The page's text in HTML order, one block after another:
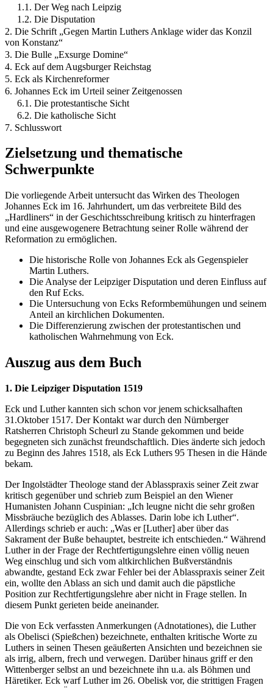
1.1. Der Weg nach Leipzig
1.2. Die Disputation
2. Die Schrift „Gegen Martin Luthers Anklage wider das Konzil
von Konstanz“
3. Die Bulle „Exsurge Domine“
4. Eck auf dem Augsburger Reichstag
5. Eck als Kirchenreformer
6. Johannes Eck im Urteil seiner Zeitgenossen
6.1. Die protestantische Sicht
6.2. Die katholische Sicht
7. Schlusswort
Zielsetzung und thematische
Schwerpunkte
Die vorliegende Arbeit untersucht das Wirken des Theologen
Johannes Eck im 16. Jahrhundert, um das verbreitete Bild des
„Hardliners“ in der Geschichtsschreibung kritisch zu hinterfragen
und eine ausgewogenere Betrachtung seiner Rolle während der
Reformation zu ermöglichen.
Die historische Rolle von Johannes Eck als Gegenspieler
Martin Luthers.
Die Analyse der Leipziger Disputation und deren Einfluss auf
den Ruf Ecks.
Die Untersuchung von Ecks Reformbemühungen und seinem
Anteil an kirchlichen Dokumenten.
Die Differenzierung zwischen der protestantischen und
katholischen Wahrnehmung von Eck.
Auszug aus dem Buch
1. Die Leipziger Disputation 1519
Eck und Luther kannten sich schon vor jenem schicksalhaften
31.Oktober 1517. Der Kontakt war durch den Nürnberger
Ratsherren Christoph Scheurl zu Stande gekommen und beide
begegneten sich zunächst freundschaftlich. Dies änderte sich jedoch
zu Beginn des Jahres 1518, als Eck Luthers 95 Thesen in die Hände
bekam.
Der Ingolstädter Theologe stand der Ablasspraxis seiner Zeit zwar
kritisch gegenüber und schrieb zum Beispiel an den Wiener
Humanisten Johann Cuspinian: „Ich leugne nicht die sehr großen
Missbräuche bezüglich des Ablasses. Darin lobe ich Luther“.
Allerdings schrieb er auch: „Was er [Luther] aber über das
Sakrament der Buße behauptet, bestreite ich entschieden.“ Während
Luther in der Frage der Rechtfertigungslehre einen völlig neuen
Weg einschlug und sich vom altkirchlichen Bußverständnis
abwandte, gestand Eck zwar Fehler bei der Ablasspraxis seiner Zeit
ein, wollte den Ablass an sich und damit auch die päpstliche
Position zur Rechtfertigungslehre aber nicht in Frage stellen. In
diesem Punkt gerieten beide aneinander.
Die von Eck verfassten Anmerkungen (Adnotationes), die Luther
als Obelisci (Spießchen) bezeichnete, enthalten kritische Worte zu
Luthers in seinen Thesen geäußerten Ansichten und bezeichnen sie
als irrig, albern, frech und verwegen. Darüber hinaus griff er den
Wittenberger selbst an und bezeichnete ihn u.a. als Böhmen und
Häretiker. Eck warf Luther im 26. Obelisk vor, die strittigen Fragen